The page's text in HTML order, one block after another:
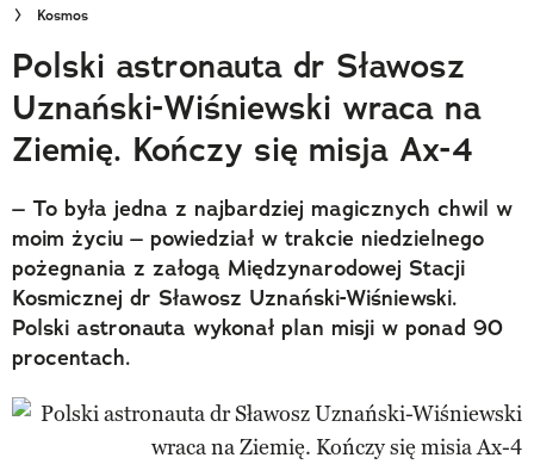
Wielki Konkurs Fotograficzny
Trendbook Podróżniczy
Polecane
Kosmos
Polski astronauta dr Sławosz
Uznański-Wiśniewski wraca na
Ziemię. Kończy się misja Ax-4
– To była jedna z najbardziej magicznych chwil w
moim życiu – powiedział w trakcie niedzielnego
pożegnania z załogą Międzynarodowej Stacji
Kosmicznej dr Sławosz Uznański-Wiśniewski.
Polski astronauta wykonał plan misji w ponad 90
procentach.